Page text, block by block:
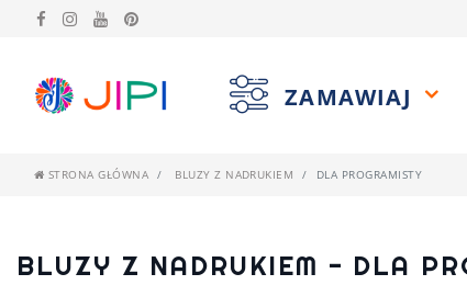
ZAMAWIAJ
STRONA GŁÓWNA BLUZY Z NADRUKIEM DLA PROGRAMISTY
BLUZY Z NADRUKIEM - DLA